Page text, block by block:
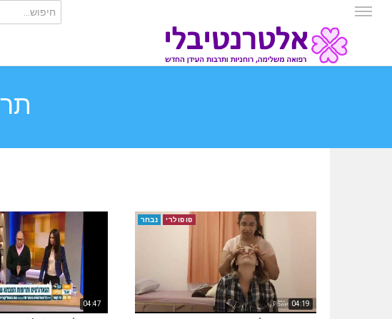
04:19
פופולרי נבחר
04:47